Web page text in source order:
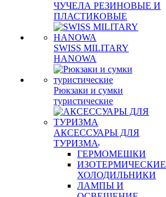
ЧУЧЕЛА РЕЗИНОВЫЕ И
ПЛАСТИКОВЫЕ
SWISS MILITARY
HANOWA
Рюкзаки и сумки
туристические
АКСЕССУАРЫ ДЛЯ
ТУРИЗМА
ГЕРМОМЕШКИ
ИЗОТЕРМИЧЕСКИЕ
ХОЛОДИЛЬНИКИ
ЛАМПЫ И